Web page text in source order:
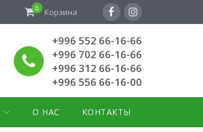
0 Корзина
+996 552 66-16-66
+996 702 66-16-66
+996 312 66-16-66
+996 556 66-16-00
О НАС КОНТАКТЫ